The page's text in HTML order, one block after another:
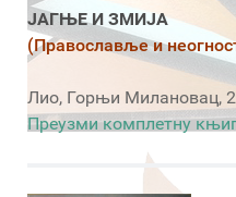
ЈАГЊЕ И ЗМИЈА
(Православље и
Лио, Горњи Милановац,
Преузми комплетну